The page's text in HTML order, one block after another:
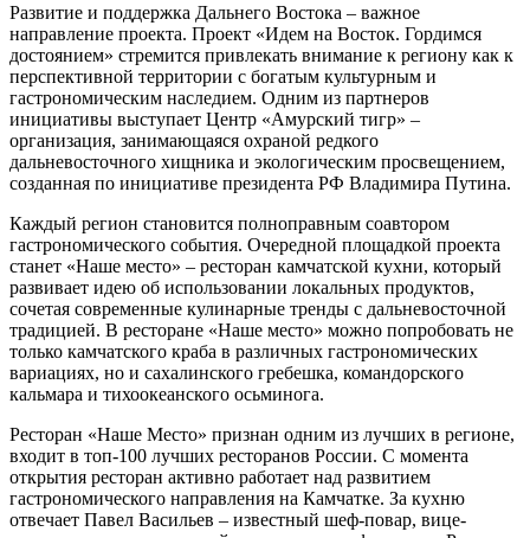
Развитие и поддержка Дальнего Востока – важное
направление проекта. Проект «Идем на Восток. Гордимся
достоянием» стремится привлекать внимание к региону как к
перспективной территории с богатым культурным и
гастрономическим наследием. Одним из партнеров
инициативы выступает Центр «Амурский тигр» –
организация, занимающаяся охраной редкого
дальневосточного хищника и экологическим просвещением,
созданная по инициативе президента РФ Владимира Путина.
Каждый регион становится полноправным соавтором
гастрономического события. Очередной площадкой проекта
станет «Наше место» – ресторан камчатской кухни, который
развивает идею об использовании локальных продуктов,
сочетая современные кулинарные тренды с дальневосточной
традицией. В ресторане «Наше место» можно попробовать не
только камчатского краба в различных гастрономических
вариациях, но и сахалинского гребешка, командорского
кальмара и тихоокеанского осьминога.
Ресторан «Наше Место» признан одним из лучших в регионе,
входит в топ-100 лучших ресторанов России. С момента
открытия ресторан активно работает над развитием
гастрономического направления на Камчатке. За кухню
отвечает Павел Васильев – известный шеф-повар, вице-